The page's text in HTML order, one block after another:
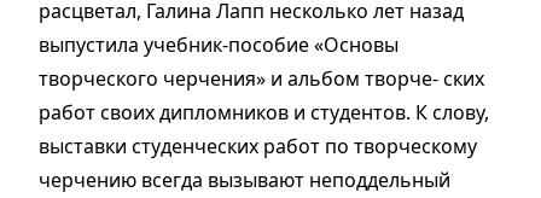
расцветал, Галина Лапп несколько лет назад
выпустила учебник-пособие «Основы
творческого черчения» и альбом творче- ских
работ своих дипломников и студентов. К слову,
выставки студенческих работ по творческому
черчению всегда вызывают неподдельный